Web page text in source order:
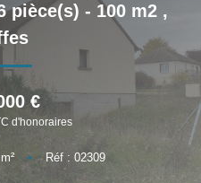
pièce(s) - 100 m2 ,
€
d'honoraires
m² • Réf : 02309